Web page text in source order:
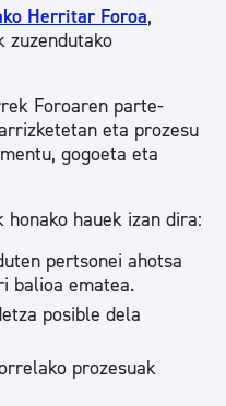
Herritar Foroa,
zuzendutako
Foroaren parte-
eta prozesu
gogoeta eta
hauek izan dira:
pertsonei ahotsa
balioa ematea.
posible dela
prozesuak